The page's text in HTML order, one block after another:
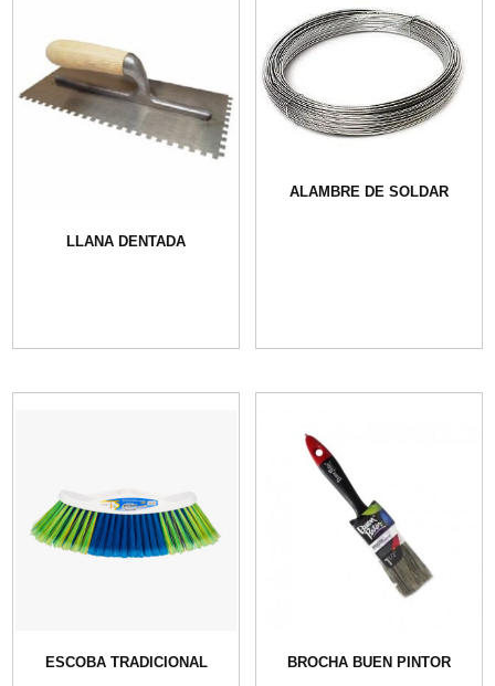
LLANA DENTADA
ALAMBRE DE SOLDAR
ESCOBA TRADICIONAL BROCHA BUEN PINTOR